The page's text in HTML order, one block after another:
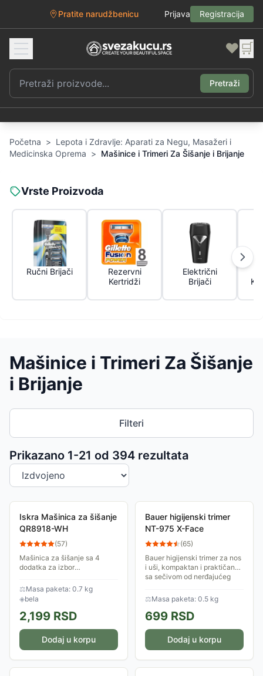
Pratite narudžbenicu Prijava Registracija
❤️ 🛒
Pretraži
Početna > Lepota i Zdravlje: Aparati za Negu, Masažeri i
Medicinska Oprema > Mašinice i Trimeri Za Šišanje i Brijanje
Vrste Proizvoda
Ručni Brijači
Rezervni
Kertridži
Električni
Brijači
Mašinice i Trimeri Za Šišanje
i Brijanje
Filteri
Prikazano 1-21 od 394 rezultata
Sortiranje proizvoda
Iskra Mašinica za šišanje
QR8918-WH
(57)
Mašinica za šišanje sa 4
dodatka za izbor
pratećim priborom za šišanje i
održavanje mašinice.
⚖Masa paketa: 0.7 kg
◈bela
2,199 RSD
Dodaj u korpu
Bauer higijenski trimer
NT-975 X-Face
(65)
Bauer higijenski trimer za nos
i uši, kompaktan i praktičan
sa sečivom od nerđajućeg
⚖Masa paketa: 0.5 kg
699 RSD
Dodaj u korpu